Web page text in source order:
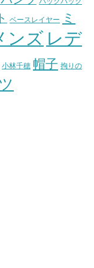
ベースレイヤー
ミ
ンズ レデ
小林千穂 帽子 拘りの